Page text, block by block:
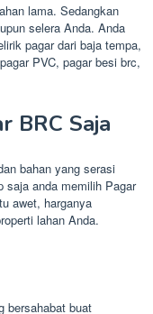
lama. Sedangkan
selera Anda. Anda
pagar dari baja tempa,
PVC, pagar besi brc,
BRC Saja
bahan yang serasi
saja anda memilih Pagar
awet, harganya
lahan Anda.
bersahabat buat